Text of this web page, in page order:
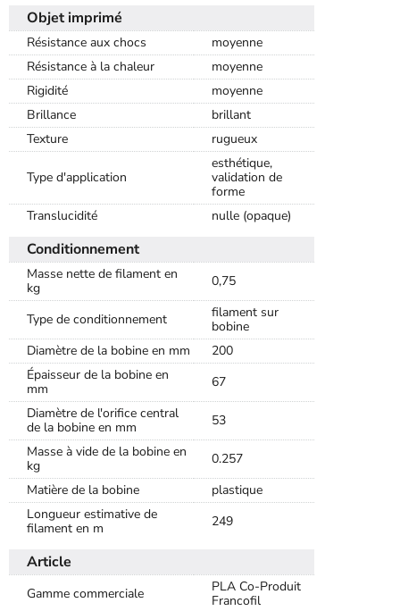
Objet imprimé
Résistance aux chocs
moyenne
Résistance à la chaleur
moyenne
Rigidité
moyenne
Brillance
brillant
Texture
rugueux
Type d'application
esthétique,
validation de
forme
Translucidité
nulle (opaque)
Conditionnement
Masse nette de filament en
kg
0,75
Type de conditionnement
filament sur
bobine
Diamètre de la bobine en mm
200
Épaisseur de la bobine en
mm
67
Diamètre de l'orifice central
de la bobine en mm
53
Masse à vide de la bobine en
kg
0.257
Matière de la bobine
plastique
Longueur estimative de
filament en m
249
Article
Gamme commerciale
PLA Co-Produit
Francofil